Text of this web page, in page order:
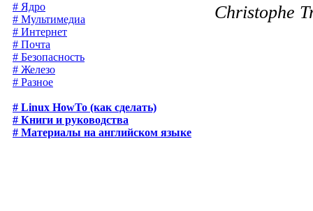
# Ядро
# Мультимедиа
# Интернет
# Почта
# Безопасность
# Железо
# Разное
# Linux HowTo (как сделать)
# Книги и руководства
# Материалы на английском языке
Christophe